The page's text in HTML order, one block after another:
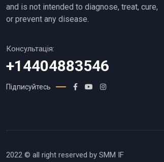
and is not intended to diagnose, treat, cure,
or prevent any disease.
Консультація:
+14404883546
Підписуйтесь
2022 © all right reserved by SMM IF